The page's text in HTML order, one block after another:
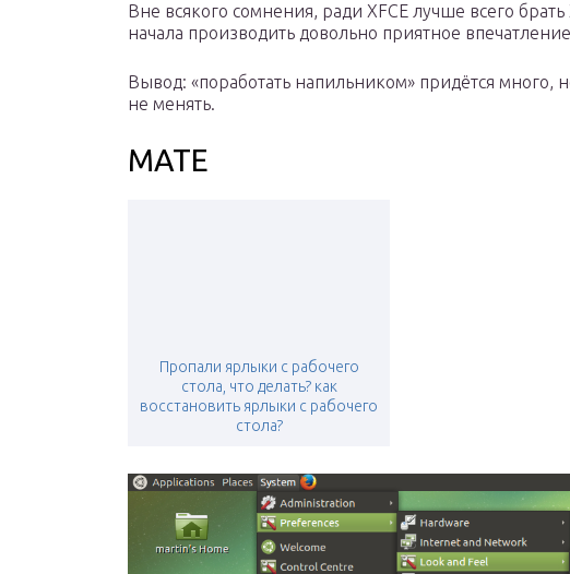
Вне всякого сомнения, ради XFCE лучше всего
начала производить довольно приятное
Вывод: «поработать напильником» придётся много,
не менять.
MATE
Пропали ярлыки с рабочего
стола, что делать? как
восстановить ярлыки с рабочего
стола?